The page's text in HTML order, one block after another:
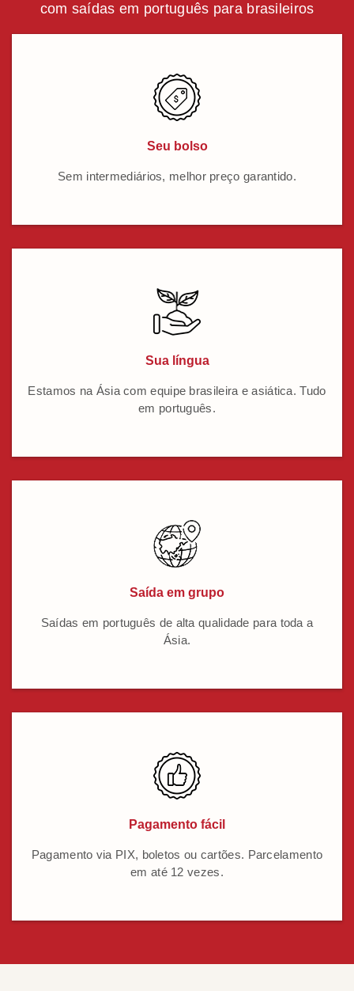
com saídas em português para brasileiros
Seu bolso
Sem intermediários, melhor preço garantido.
Sua língua
Estamos na Ásia com equipe brasileira e asiática. Tudo
em português.
Saída em grupo
Saídas em português de alta qualidade para toda a
Ásia.
Pagamento fácil
Pagamento via PIX, boletos ou cartões. Parcelamento
em até 12 vezes.